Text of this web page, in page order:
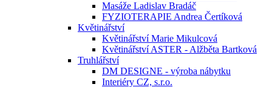
Masáže Ladislav Bradáč
FYZIOTERAPIE Andrea Čertíková
Květinářství
Květinářství Marie Mikulcová
Květinářství ASTER - Alžběta Bartková
Truhlářství
DM DESIGNE - výroba nábytku
Interiéry CZ, s.r.o.